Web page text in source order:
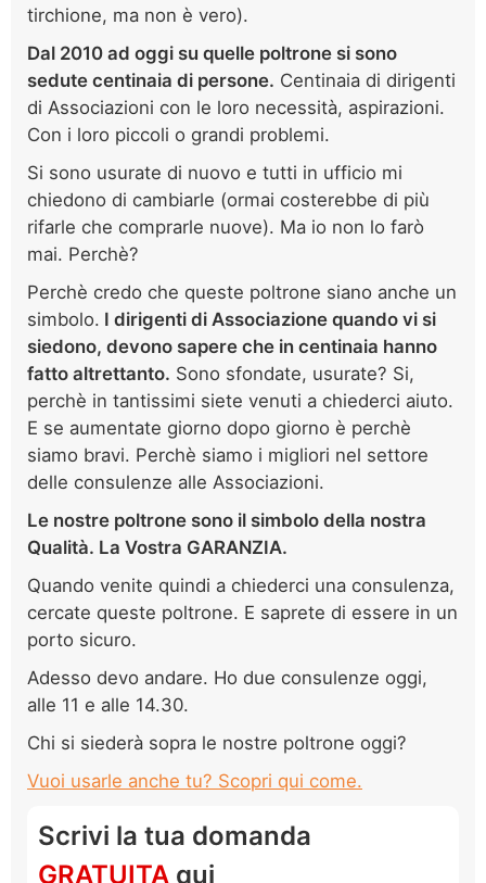
tirchione, ma non è vero).
Dal 2010 ad oggi su quelle poltrone si sono
sedute centinaia di persone. Centinaia di dirigenti
di Associazioni con le loro necessità, aspirazioni.
Con i loro piccoli o grandi problemi.
Si sono usurate di nuovo e tutti in ufficio mi
chiedono di cambiarle (ormai costerebbe di più
rifarle che comprarle nuove). Ma io non lo farò
mai. Perchè?
Perchè credo che queste poltrone siano anche un
simbolo. I dirigenti di Associazione quando vi si
siedono, devono sapere che in centinaia hanno
fatto altrettanto. Sono sfondate, usurate? Si,
perchè in tantissimi siete venuti a chiederci aiuto.
E se aumentate giorno dopo giorno è perchè
siamo bravi. Perchè siamo i migliori nel settore
delle consulenze alle Associazioni.
Le nostre poltrone sono il simbolo della nostra
Qualità. La Vostra GARANZIA.
Quando venite quindi a chiederci una consulenza,
cercate queste poltrone. E saprete di essere in un
porto sicuro.
Adesso devo andare. Ho due consulenze oggi,
alle 11 e alle 14.30.
Chi si siederà sopra le nostre poltrone oggi?
Vuoi usarle anche tu? Scopri qui come.
Scrivi la tua domanda
GRATUITA qui